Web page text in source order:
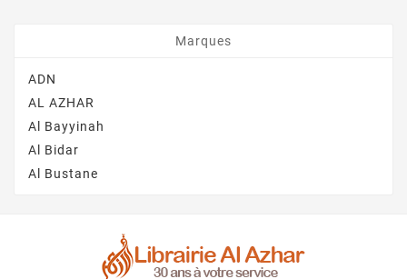
Marques
ADN
AL AZHAR
Al Bayyinah
Al Bidar
Al Bustane